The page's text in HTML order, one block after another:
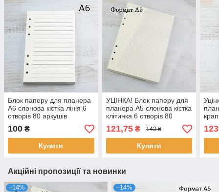
Блок паперу для планера
А6 слонова кістка лінія 6
отворів 80 аркушів
BDP014
100 ₴
Купити
УЦІНКА! Блок паперу для
планера А5 слонова кістка
клітинка 6 отворів 80
аркушів (ЗІГНУТИЙ
ПАПІР) BDP002а
121,75₴ 142 ₴
Купити
6
Акційні пропозиції та новинки
–14% –14%